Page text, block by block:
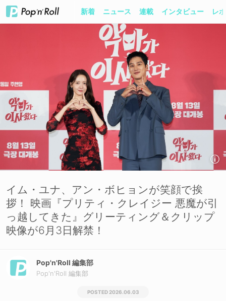
新着 ニュース 連載 インタビュー レ
イム・ユナ、アン・ボヒョンが笑顔で挨
拶！ 映画『プリティ・クレイジー 悪魔が引
っ越してきた』グリーティング＆クリップ
映像が6月3日解禁！
Pop'n'Roll 編集部
Pop'n'Roll 編集部
2026.06.03